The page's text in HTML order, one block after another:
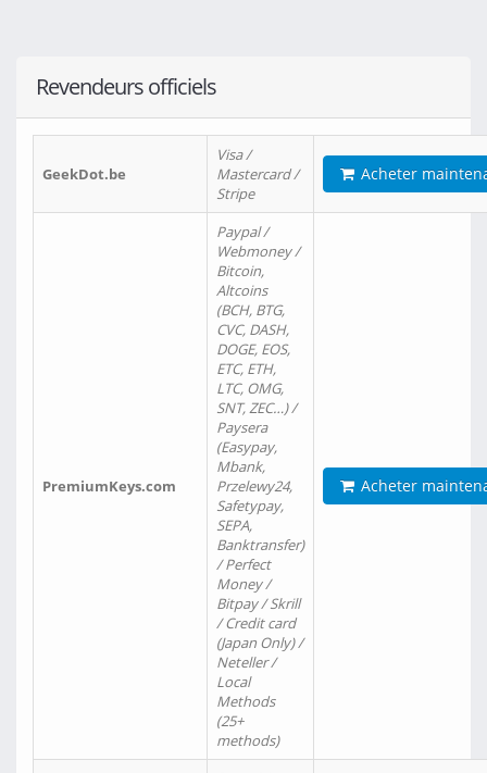
Revendeurs officiels
GeekDot.be
Visa /
Mastercard /
Stripe
Acheter
PremiumKeys.com
Paypal /
Webmoney /
Bitcoin,
Altcoins
(BCH, BTG,
CVC, DASH,
DOGE, EOS,
ETC, ETH,
LTC, OMG,
SNT, ZEC…) /
Paysera
(Easypay,
Mbank,
Przelewy24,
Safetypay,
SEPA,
Banktransfer)
/ Perfect
Money /
Bitpay / Skrill
/ Credit card
(Japan Only) /
Neteller /
Local
Methods
(25+
methods)
Acheter